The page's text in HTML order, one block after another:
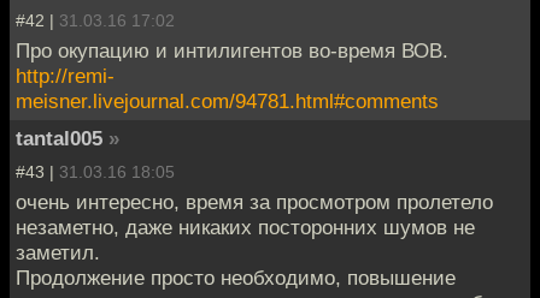
#42 | 31.03.16 17:02
Про окупацию и интилигентов во-время ВОВ.
http://remi-
meisner.livejournal.com/94781.html#comments
tantal005 »
#43 | 31.03.16 18:05
очень интересно, время за просмотром пролетело
незаметно, даже никаких посторонних шумов не
заметил.
Продолжение просто необходимо, повышение